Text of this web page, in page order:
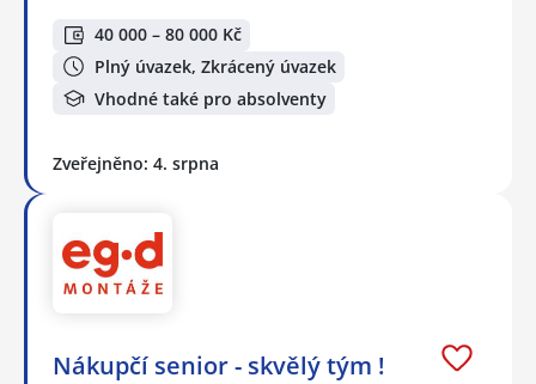
40 000 – 80 000 Kč
Plný úvazek, Zkrácený úvazek
Vhodné také pro absolventy
Zveřejněno: 4. srpna
Nákupčí senior - skvělý tým !